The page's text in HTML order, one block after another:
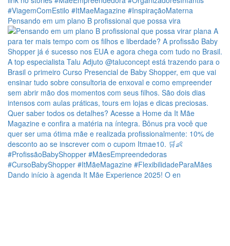
Pensando em um plano B profissional que possa vira
Dando início à agenda It Mãe Experience 2025! O en